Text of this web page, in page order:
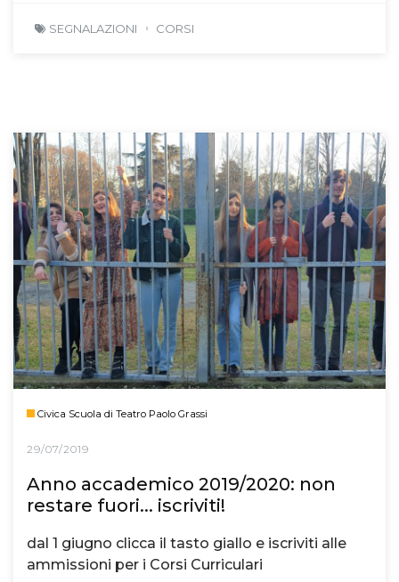
SEGNALAZIONI CORSI
Civica Scuola di Teatro Paolo Grassi
29/07/2019
Anno accademico 2019/2020: non
restare fuori... iscriviti!
dal 1 giugno clicca il tasto giallo e iscriviti alle
ammissioni per i Corsi Curriculari